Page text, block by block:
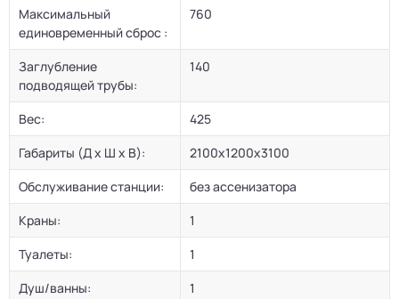
Максимальный
единовременный сброс :
760
Заглубление
подводящей трубы:
140
Вес:
425
Габариты (Д х Ш х В):
2100х1200х3100
Обслуживание станции:
без ассенизатора
Краны:
1
Туалеты:
1
Душ/ванны:
1